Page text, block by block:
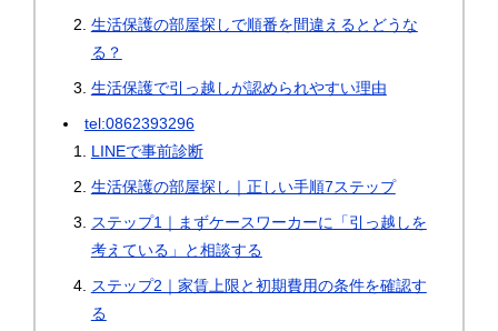
生活保護の部屋探しで順番を間違えるとどうな
る？
生活保護で引っ越しが認められやすい理由
tel:0862393296
LINEで事前診断
生活保護の部屋探し｜正しい手順7ステップ
ステップ1｜まずケースワーカーに「引っ越しを
考えている」と相談する
ステップ2｜家賃上限と初期費用の条件を確認す
る